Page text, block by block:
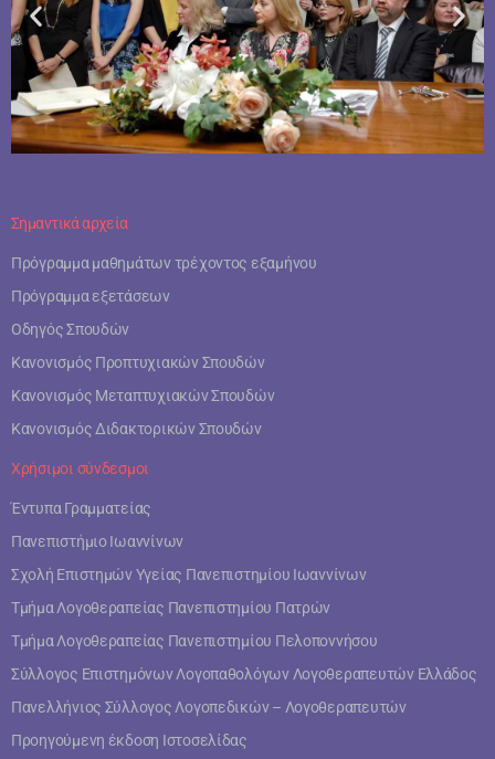
Σημαντικά αρχεία
Πρόγραμμα μαθημάτων τρέχοντος εξαμήνου
Πρόγραμμα εξετάσεων
Οδηγός Σπουδών
Κανονισμός Προπτυχιακών Σπουδών
Κανονισμός Μεταπτυχιακών Σπουδών
Κανονισμός Διδακτορικών Σπουδών
Χρήσιμοι σύνδεσμοι
Έντυπα Γραμματείας
Πανεπιστήμιο Ιωαννίνων
Σχολή Επιστημών Υγείας Πανεπιστημίου Ιωαννίνων
Τμήμα Λογοθεραπείας Πανεπιστημίου Πατρών
Τμήμα Λογοθεραπείας Πανεπιστημίου Πελοποννήσου
Σύλλογος Επιστημόνων Λογοπαθολόγων Λογοθεραπευτών Ελλάδος
Πανελλήνιος Σύλλογος Λογοπεδικών – Λογοθεραπευτών
Προηγούμενη έκδοση Ιστοσελίδας